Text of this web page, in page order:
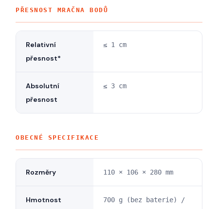
PŘESNOST MRAČNA BODŮ
Relativní
přesnost*
≤ 1 cm
Absolutní
přesnost
≤ 3 cm
OBECNÉ SPECIFIKACE
Rozměry 110 × 106 × 280 mm
Hmotnost
700 g (bez baterie) /